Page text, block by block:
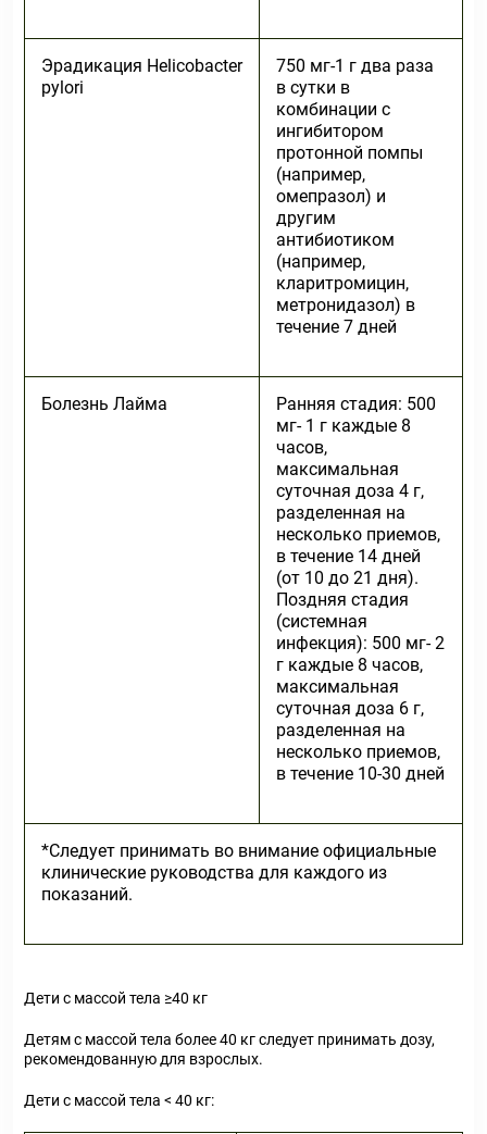
Эрадикация Helicobacter
pylori
750 мг-1 г два раза
в сутки в
комбинации с
ингибитором
протонной помпы
(например,
омепразол) и
другим
антибиотиком
(например,
кларитромицин,
метронидазол) в
течение 7 дней
Болезнь Лайма
Ранняя стадия: 500
мг- 1 г каждые 8
часов,
максимальная
суточная доза 4 г,
разделенная на
несколько приемов,
в течение 14 дней
(от 10 до 21 дня).
Поздняя стадия
(системная
инфекция): 500 мг- 2
г каждые 8 часов,
максимальная
суточная доза 6 г,
разделенная на
несколько приемов,
в течение 10-30 дней
*Следует принимать во внимание официальные
клинические руководства для каждого из
показаний.
Дети с массой тела ≥40 кг
Детям с массой тела более 40 кг следует принимать дозу,
рекомендованную для взрослых.
Дети с массой тела < 40 кг: